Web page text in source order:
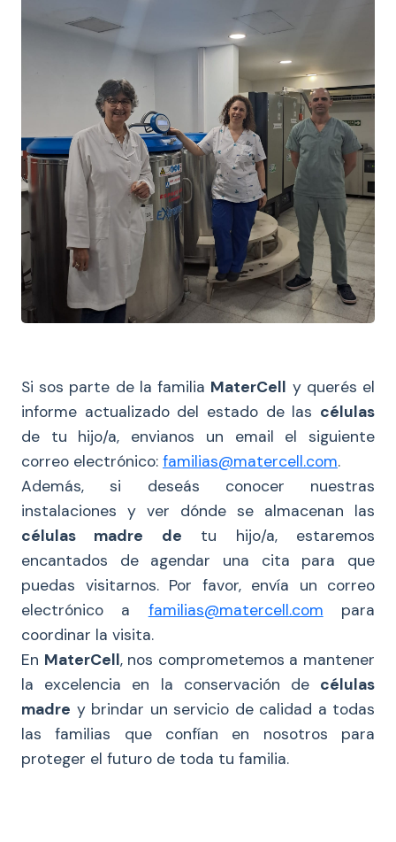
Si sos parte de la familia MaterCell y querés el
informe actualizado del estado de las células
de tu hijo/a, envianos un email el siguiente
correo electrónico: familias@matercell.com.
Además, si deseás conocer nuestras
instalaciones y ver dónde se almacenan las
células madre de tu hijo/a, estaremos
encantados de agendar una cita para que
puedas visitarnos. Por favor, envía un correo
electrónico a familias@matercell.com para
coordinar la visita.
En MaterCell, nos comprometemos a mantener
la excelencia en la conservación de células
madre y brindar un servicio de calidad a todas
las familias que confían en nosotros para
proteger el futuro de toda tu familia.